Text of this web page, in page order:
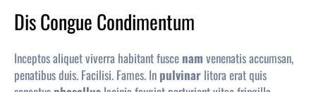
Dis Congue Condimentum
Inceptos aliquet viverra habitant fusce nam venenatis accumsan,
penatibus duis. Facilisi. Fames. In pulvinar litora erat quis